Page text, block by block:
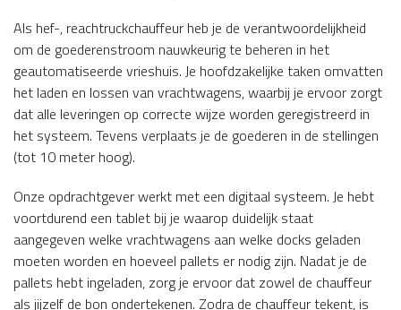
Als hef-, reachtruckchauffeur heb je de verantwoordelijkheid
om de goederenstroom nauwkeurig te beheren in het
geautomatiseerde vrieshuis. Je hoofdzakelijke taken omvatten
het laden en lossen van vrachtwagens, waarbij je ervoor zorgt
dat alle leveringen op correcte wijze worden geregistreerd in
het systeem. Tevens verplaats je de goederen in de stellingen
(tot 10 meter hoog).
Onze opdrachtgever werkt met een digitaal systeem. Je hebt
voortdurend een tablet bij je waarop duidelijk staat
aangegeven welke vrachtwagens aan welke docks geladen
moeten worden en hoeveel pallets er nodig zijn. Nadat je de
pallets hebt ingeladen, zorg je ervoor dat zowel de chauffeur
als jijzelf de bon ondertekenen. Zodra de chauffeur tekent, is